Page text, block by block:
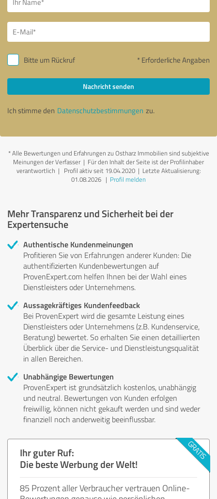
Bitte um Rückruf * Erforderliche Angaben
Nachricht senden
Ich stimme den Datenschutzbestimmungen zu.
*Alle Bewertungen und Erfahrungen zu Ostharz Immobilien sind subjektive
Meinungen der Verfasser | Für den Inhalt der Seite ist der Profilinhaber
verantwortlich | Profil aktiv seit 19.04.2020 | Letzte Aktualisierung:
01.08.2026 | Profil melden
Mehr Transparenz und Sicherheit bei der
Expertensuche
Authentische Kundenmeinungen
Profitieren Sie von Erfahrungen anderer Kunden: Die
authentifizierten Kundenbewertungen auf
ProvenExpert.com helfen Ihnen bei der Wahl eines
Dienstleisters oder Unternehmens.
Aussagekräftiges Kundenfeedback
Bei ProvenExpert wird die gesamte Leistung eines
Dienstleisters oder Unternehmens (z.B. Kundenservice,
Beratung) bewertet. So erhalten Sie einen detaillierten
Überblick über die Service- und Dienstleistungsqualität
in allen Bereichen.
Unabhängige Bewertungen
ProvenExpert ist grundsätzlich kostenlos, unabhängig
und neutral. Bewertungen von Kunden erfolgen
freiwillig, können nicht gekauft werden und sind weder
finanziell noch anderweitig beeinflussbar.
Ihr guter Ruf:
Die beste Werbung der Welt!
85 Prozent aller Verbraucher vertrauen Online-